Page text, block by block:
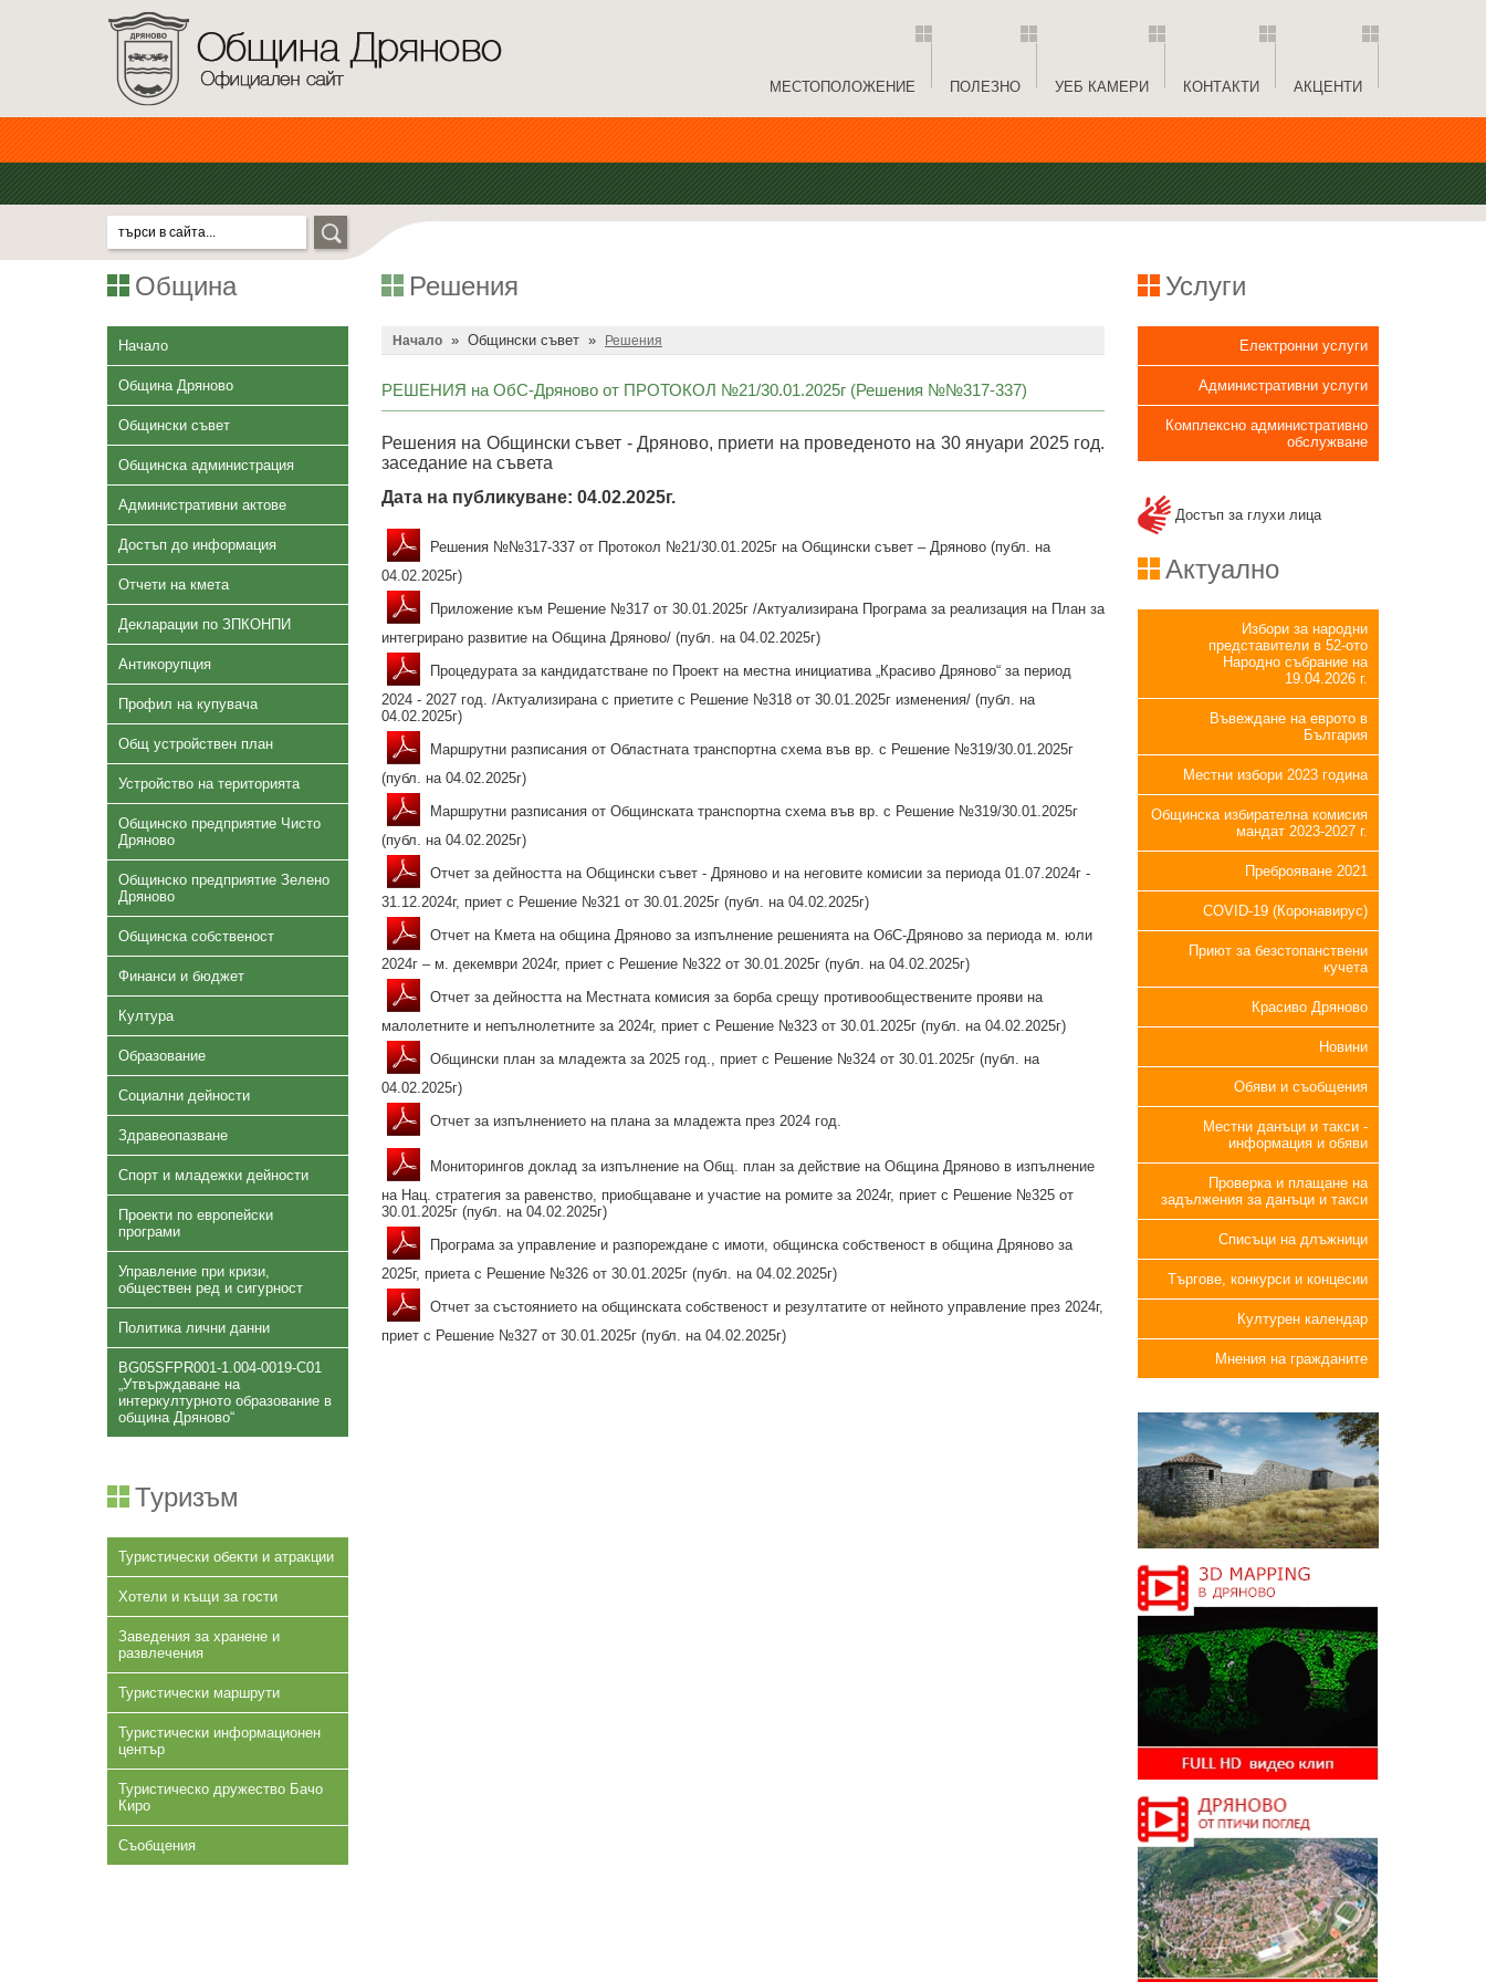
МЕСТОПОЛОЖЕНИЕ ПОЛЕЗНО УЕБ КАМЕРИ КОНТАКТИ АКЦЕНТИ
Община
Начало
Община Дряново
Общински съвет
Общинска администрация
Административни актове
Достъп до информация
Отчети на кмета
Декларации по ЗПКОНПИ
Антикорупция
Профил на купувача
Общ устройствен план
Устройство на територията
Общинско предприятие Чисто
Дряново
Общинско предприятие Зелено
Дряново
Общинска собственост
Финанси и бюджет
Култура
Образование
Социални дейности
Здравеопазване
Спорт и младежки дейности
Проекти по европейски
програми
Управление при кризи,
обществен ред и сигурност
Политика лични данни
BG05SFPR001-1.004-0019-C01
„Утвърждаване на
интеркултурното образование в
община Дряново“
Туризъм
Туристически обекти и атракции
Хотели и къщи за гости
Заведения за хранене и
развлечения
Туристически маршрути
Туристически информационен
център
Туристическо дружество Бачо
Киро
Съобщения
Решения
Начало » Общински съвет » Решения
РЕШЕНИЯ на ОбС-Дряново от ПРОТОКОЛ №21/30.01.2025г (Решения №№317-337)
Решения на Общински съвет - Дряново, приети на проведеното на 30 януари 2025 год.
заседание на съвета
Дата на публикуване: 04.02.2025г.
Решения №№317-337 от Протокол №21/30.01.2025г на Общински съвет – Дряново (публ. на
04.02.2025г)
Приложение към Решение №317 от 30.01.2025г /Актуализирана Програма за реализация на План за
интегрирано развитие на Община Дряново/ (публ. на 04.02.2025г)
Процедурата за кандидатстване по Проект на местна инициатива „Красиво Дряново“ за период
2024 - 2027 год. /Актуализирана с приетите с Решение №318 от 30.01.2025г изменения/ (публ. на
04.02.2025г)
Маршрутни разписания от Областната транспортна схема във вр. с Решение №319/30.01.2025г
(публ. на 04.02.2025г)
Маршрутни разписания от Общинската транспортна схема във вр. с Решение №319/30.01.2025г
(публ. на 04.02.2025г)
Отчет за дейността на Общински съвет - Дряново и на неговите комисии за периода 01.07.2024г -
31.12.2024г, приет с Решение №321 от 30.01.2025г (публ. на 04.02.2025г)
Отчет на Кмета на община Дряново за изпълнение решенията на ОбС-Дряново за периода м. юли
2024г – м. декември 2024г, приет с Решение №322 от 30.01.2025г (публ. на 04.02.2025г)
Отчет за дейността на Местната комисия за борба срещу противообществените прояви на
малолетните и непълнолетните за 2024г, приет с Решение №323 от 30.01.2025г (публ. на 04.02.2025г)
Общински план за младежта за 2025 год., приет с Решение №324 от 30.01.2025г (публ. на
04.02.2025г)
Отчет за изпълнението на плана за младежта през 2024 год.
Мониторингов доклад за изпълнение на Общ. план за действие на Община Дряново в изпълнение
на Нац. стратегия за равенство, приобщаване и участие на ромите за 2024г, приет с Решение №325 от
30.01.2025г (публ. на 04.02.2025г)
Програма за управление и разпореждане с имоти, общинска собственост в община Дряново за
2025г, приета с Решение №326 от 30.01.2025г (публ. на 04.02.2025г)
Отчет за състоянието на общинската собственост и резултатите от нейното управление през 2024г,
приет с Решение №327 от 30.01.2025г (публ. на 04.02.2025г)
Услуги
Електронни услуги
Административни услуги
Комплексно административно
обслужване
Достъп за глухи лица
Актуално
Избори за народни
представители в 52-ото
Народно събрание на
19.04.2026 г.
Въвеждане на еврото в
България
Местни избори 2023 година
Общинска избирателна комисия
мандат 2023-2027 г.
Преброяване 2021
COVID-19 (Коронавирус)
Приют за безстопанствени
кучета
Красиво Дряново
Новини
Обяви и съобщения
Местни данъци и такси -
информация и обяви
Проверка и плащане на
задължения за данъци и такси
Списъци на длъжници
Търгове, конкурси и концесии
Културен календар
Мнения на гражданите